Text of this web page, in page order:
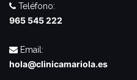
Teléfono:
965 545 222
Email:
hola@clinicamariola.es